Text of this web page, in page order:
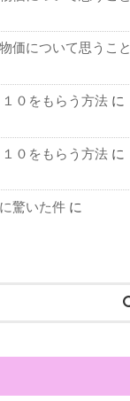
価について思うこと
０をもらう方法 に
０をもらう方法 に
驚いた件 に